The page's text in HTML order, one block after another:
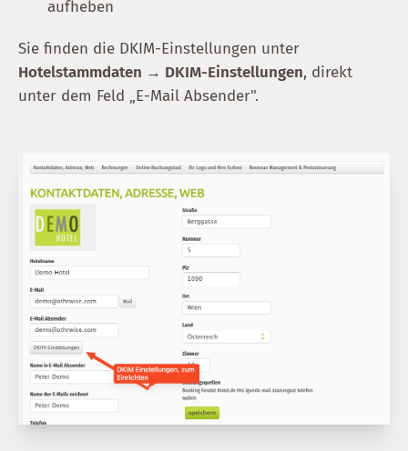
aufheben
Sie finden die DKIM-Einstellungen unter
Hotelstammdaten → DKIM-Einstellungen, direkt
unter dem Feld „E-Mail Absender".